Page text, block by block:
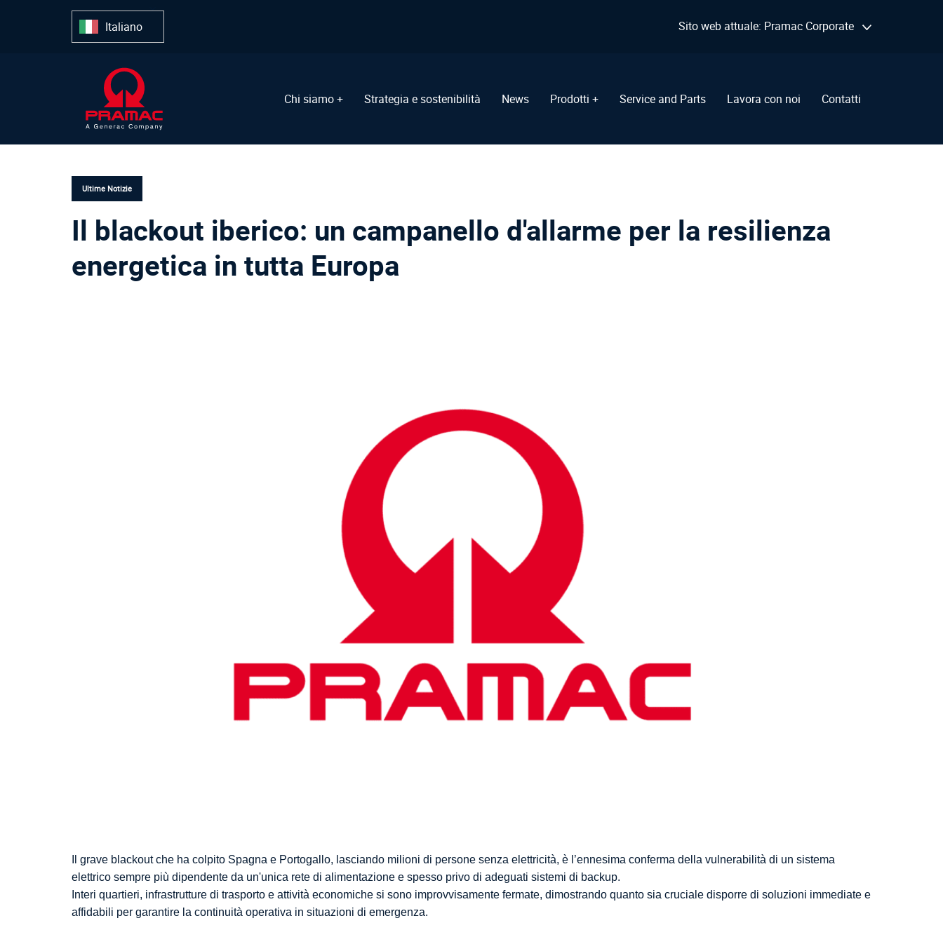
Italiano Sito web attuale: Pramac Corporate
Chi siamo + Strategia e sostenibilità News Prodotti + Service and Parts Lavora con noi Contatti
Ultime Notizie
Il blackout iberico: un campanello d'allarme per la resilienza
energetica in tutta Europa
Il grave blackout che ha colpito Spagna e Portogallo, lasciando milioni di persone senza elettricità, è l’ennesima conferma della vulnerabilità di un sistema
elettrico sempre più dipendente da un'unica rete di alimentazione e spesso privo di adeguati sistemi di backup.
Interi quartieri, infrastrutture di trasporto e attività economiche si sono improvvisamente fermate, dimostrando quanto sia cruciale disporre di soluzioni immediate e
affidabili per garantire la continuità operativa in situazioni di emergenza.